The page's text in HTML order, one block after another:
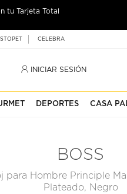
tu Tarjeta Total
CELEBRA
INICIAR SESIÓN
DEPORTES CASA
BOSS
para Hombre Principle
Plateado, Negro